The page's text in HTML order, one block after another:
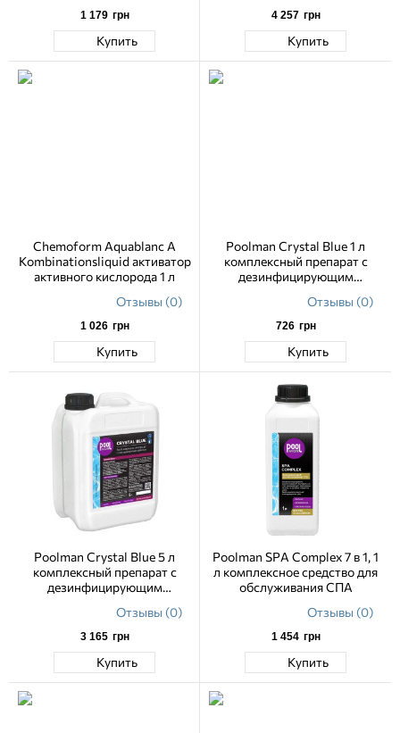
1 179 грн
Купить
4 257 грн
Купить
Chemoform Aquablanc A
Kombinationsliquid активатор
активного кислорода 1 л
Отзывы (0)
1 026 грн
Купить
Poolman Crystal Bluе 1 л
комплексный препарат с
дезинфицирующим
Отзывы (0)
726 грн
Купить
Poolman Crystal Bluе 5 л
комплексный препарат с
дезинфицирующим
Отзывы (0)
3 165 грн
Купить
Poolman SPA Complex 7 в 1, 1
л комплексное средство для
обслуживания СПА
Отзывы (0)
1 454 грн
Купить